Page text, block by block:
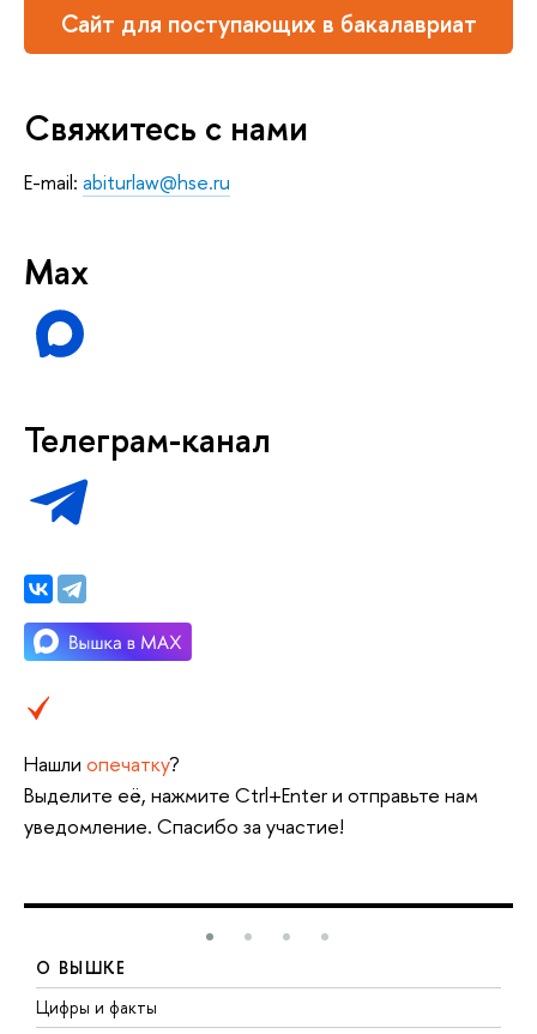
Сайт для поступающих в бакалавриат
Свяжитесь с нами
E-mail: abiturlaw@hse.ru
Max
Телеграм-канал
Нашли опечатку?
Выделите её, нажмите Ctrl+Enter и отправьте нам
уведомление. Спасибо за участие!
О ВЫШКЕ
Цифры и факты